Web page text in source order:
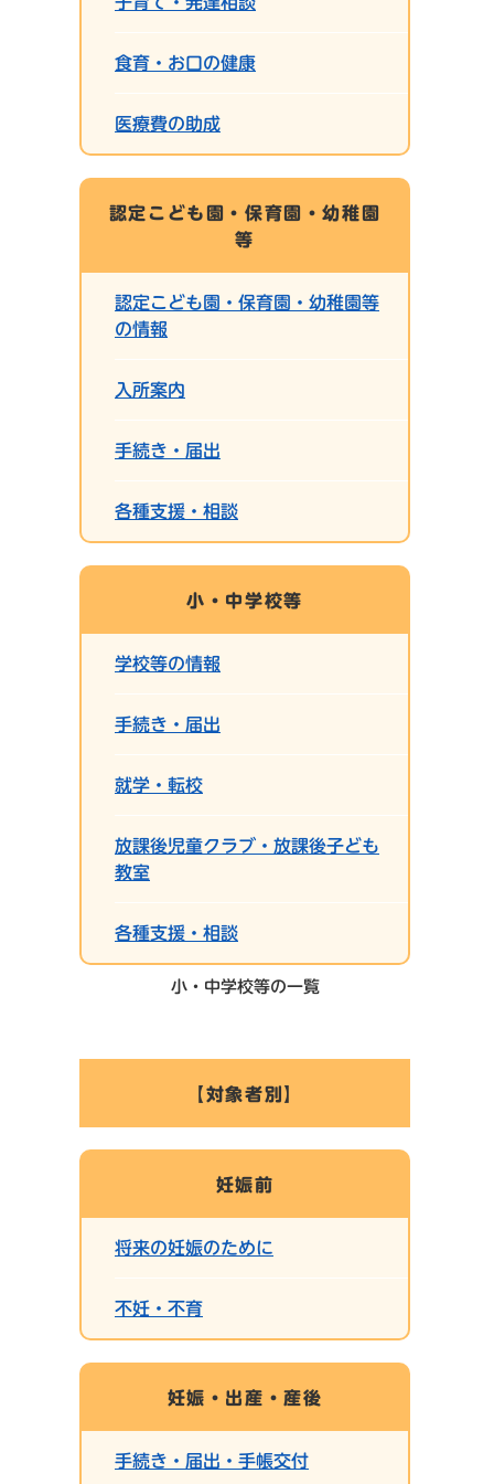
食育・お口の健康
医療費の助成
認定こども園・保育園・幼稚園
等
認定こども園・保育園・幼稚園等
の情報
入所案内
手続き・届出
各種支援・相談
小・中学校等
学校等の情報
手続き・届出
就学・転校
放課後児童クラブ・放課後子ども
教室
各種支援・相談
小・中学校等の一覧
【対象者別】
妊娠前
将来の妊娠のために
不妊・不育
妊娠・出産・産後
手続き・届出・手帳交付